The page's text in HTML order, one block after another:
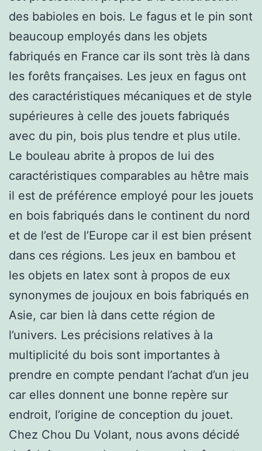
des babioles en bois. Le fagus et le pin sont
beaucoup employés dans les objets
fabriqués en France car ils sont très là dans
les forêts françaises. Les jeux en fagus ont
des caractéristiques mécaniques et de style
supérieures à celle des jouets fabriqués
avec du pin, bois plus tendre et plus utile.
Le bouleau abrite à propos de lui des
caractéristiques comparables au hêtre mais
il est de préférence employé pour les jouets
en bois fabriqués dans le continent du nord
et de l’est de l’Europe car il est bien présent
dans ces régions. Les jeux en bambou et
les objets en latex sont à propos de eux
synonymes de joujoux en bois fabriqués en
Asie, car bien là dans cette région de
l’univers. Les précisions relatives à la
multiplicité du bois sont importantes à
prendre en compte pendant l’achat d’un jeu
car elles donnent une bonne repère sur
endroit, l’origine de conception du jouet.
Chez Chou Du Volant, nous avons décidé